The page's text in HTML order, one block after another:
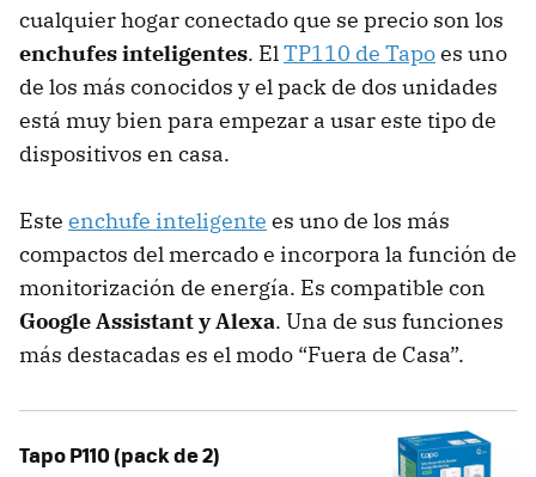
cualquier hogar conectado que se precio son los
enchufes inteligentes. ElTP110 de Tapoes uno
de los más conocidos y el pack de dos unidades
está muy bien para empezar a usar este tipo de
dispositivos en casa.
Este enchufe inteligente es uno de los más
compactos del mercado e incorpora la función de
monitorización de energía. Es compatible con
Google Assistant y Alexa. Una de sus funciones
más destacadas es el modo “Fuera de Casa”.
Tapo P110 (pack de 2)